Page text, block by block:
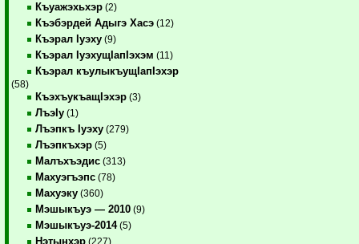
Къуажэхьхэр (2)
Къэбэрдей Адыгэ Хасэ (12)
Къэрал Iуэху (9)
Къэрал IуэхущIапIэхэм (11)
Къэрал къулыкъущIапIэхэр
(58)
КъэхъукъащIэхэр (3)
ЛъэIу (1)
Лъэпкъ Iуэху (279)
Лъэпкъхэр (5)
Малъхъэдис (313)
Махуэгъэпс (78)
Махуэку (360)
Мэшыкъуэ — 2010 (9)
Мэшыкъуэ-2014(5)
Нэтынхэр (227)